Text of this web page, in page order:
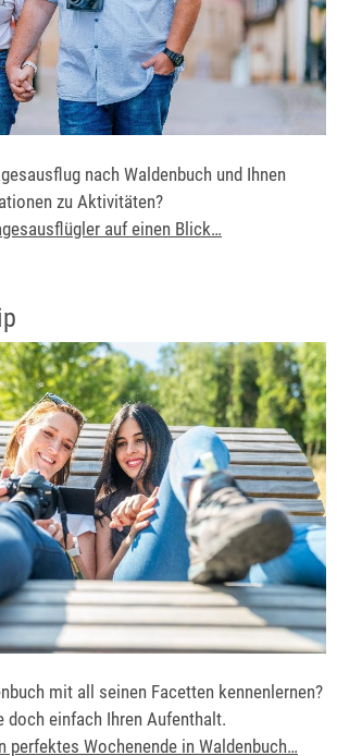
nach Waldenbuch und Ihnen
zu Aktivitäten?
auf einen Blick…
mit all seinen Facetten kennenlernen?
doch einfach Ihren Aufenthalt.
perfektes Wochenende in Waldenbuch…